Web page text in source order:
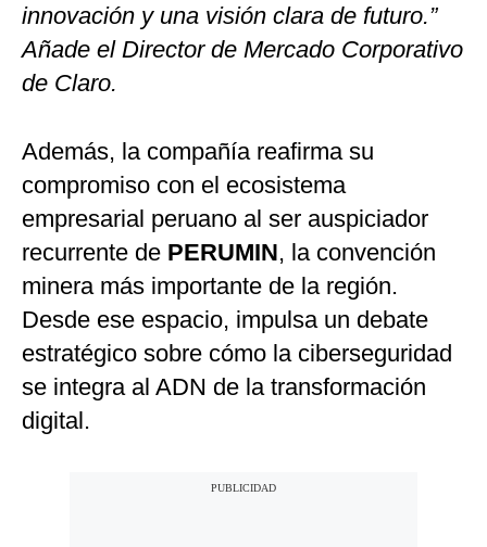
innovación y una visión clara de futuro.”
Añade el Director de Mercado Corporativo
de Claro.
Además, la compañía reafirma su
compromiso con el ecosistema
empresarial peruano al ser auspiciador
recurrente de PERUMIN, la convención
minera más importante de la región.
Desde ese espacio, impulsa un debate
estratégico sobre cómo la ciberseguridad
se integra al ADN de la transformación
digital.